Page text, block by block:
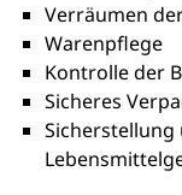
Verräumen
Warenpflege
Kontrolle der
Sicheres
Sicherstellung